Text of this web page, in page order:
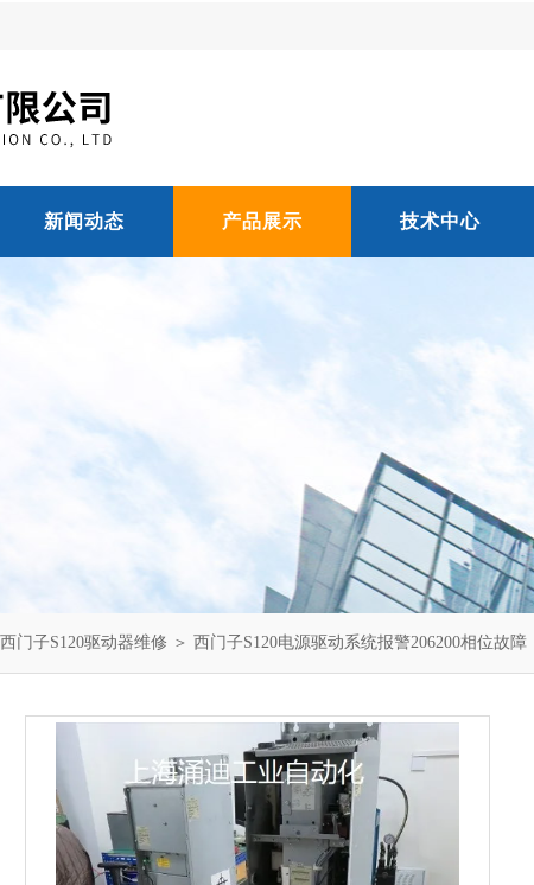
新闻动态 产品展示 技术中心
西门子S120驱动器维修 ＞ 西门子S120电源驱动系统报警206200相位故障